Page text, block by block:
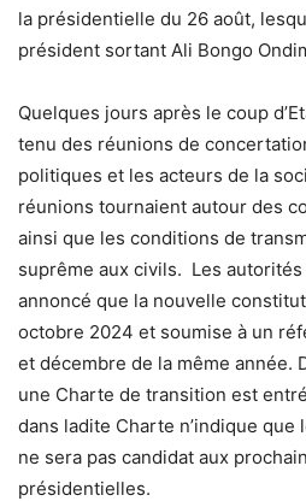
la présidentielle du 26 août,
président sortant Ali Bongo
Quelques jours après le coup
tenu des réunions de
politiques et les acteurs de la
réunions tournaient autour des
ainsi que les conditions de
suprême aux civils. Les
annoncé que la nouvelle
octobre 2024 et soumise à un
et décembre de la même année.
une Charte de transition est
dans ladite Charte n’indique que
ne sera pas candidat aux
présidentielles.